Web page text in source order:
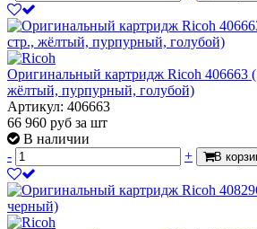
Оригинальный картридж Ricoh 406663
жёлтый, пурпурный, голубой)
Артикул: 406663
66 960 руб за шт
В наличии
-
+ В